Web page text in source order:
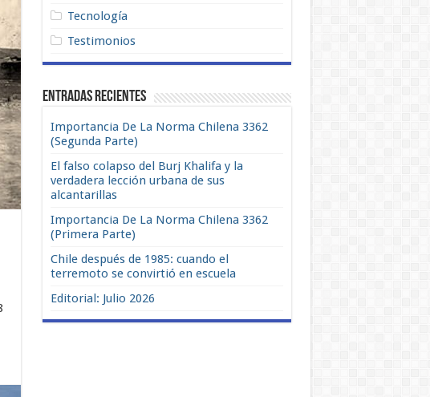
Tecnología
Testimonios
Entradas recientes
Importancia De La Norma Chilena 3362
(Segunda Parte)
El falso colapso del Burj Khalifa y la
verdadera lección urbana de sus
alcantarillas
Importancia De La Norma Chilena 3362
(Primera Parte)
Chile después de 1985: cuando el
terremoto se convirtió en escuela
Editorial: Julio 2026